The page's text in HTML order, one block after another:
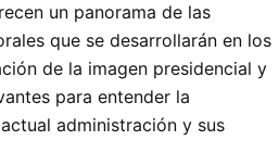
un panorama de las
que se desarrollarán en los
de la imagen presidencial y
para entender la
administración y sus